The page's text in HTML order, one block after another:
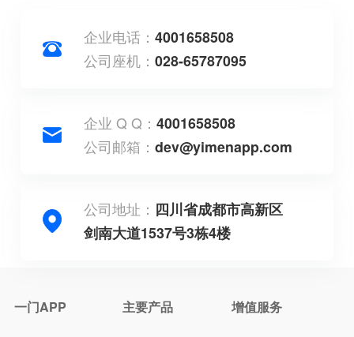
企业电话：4001658508
公司座机：028-65787095
企业 Q Q：4001658508
公司邮箱：dev@yimenapp.com
公司地址： 四川省成都市高新区
剑南大道1537号3栋4楼
一门APP 主要产品 增值服务